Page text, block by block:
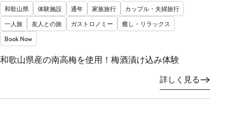
和歌山県 体験施設 通年 家族旅行
カップル・夫婦旅行
一人旅
友人との旅 ガストロノミー
癒し・リラックス
Book Now
和歌山県産の南高梅を使用！梅酒漬け込み体験
詳しく見る